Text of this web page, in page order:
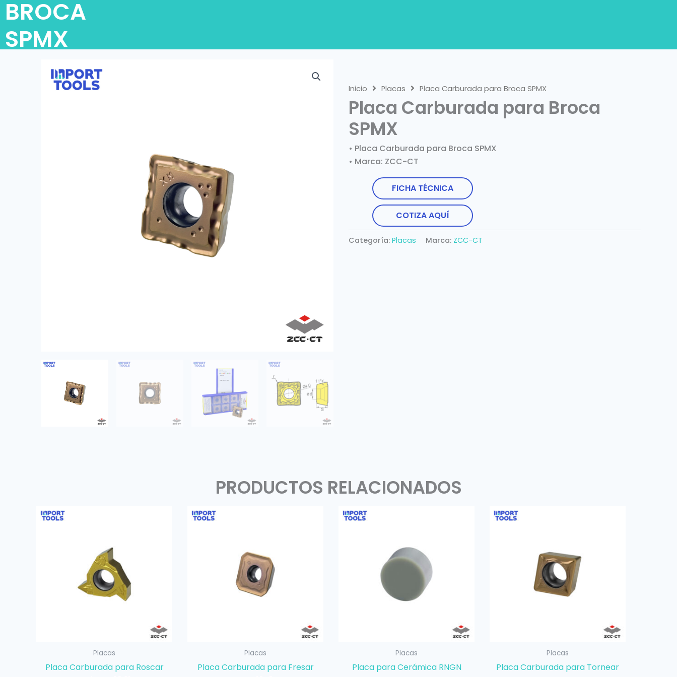
BROCA
SPMX
Inicio Placas Placa Carburada para Broca SPMX
Placa Carburada para Broca
SPMX
• Placa Carburada para Broca SPMX
• Marca: ZCC-CT
FICHA TÉCNICA
COTIZA AQUÍ
Categoría: Placas Marca: ZCC-CT
PRODUCTOS RELACIONADOS
Placas
Placa Carburada para Roscar
Placas
Placa Carburada para Fresar
Placas
Placa para Cerámica RNGN
Placas
Placa Carburada para Tornear